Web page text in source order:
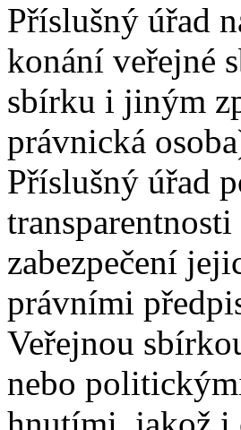
Příslušný úřad
konání veřejné
sbírku i jiným
právnická
Příslušný úřad
zabezpečení
právními
Veřejnou
nebo